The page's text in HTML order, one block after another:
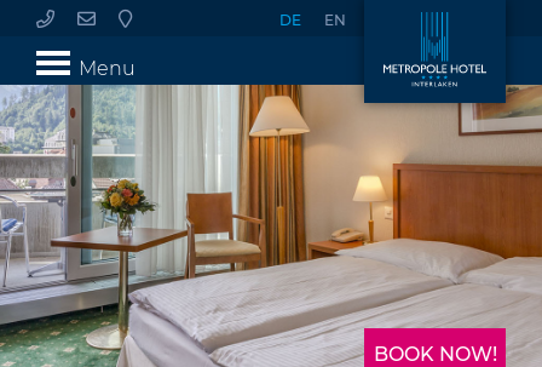
DE EN
Menu
BOOK NOW!